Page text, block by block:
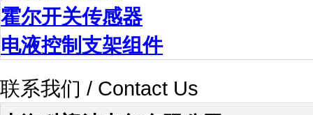
霍尔开关传感器
电液控制支架组件
联系我们 / Contact Us